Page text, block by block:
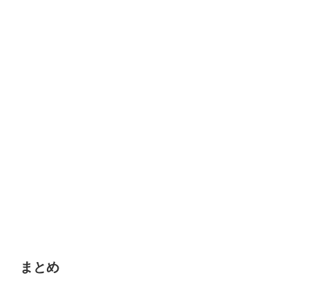
まとめ